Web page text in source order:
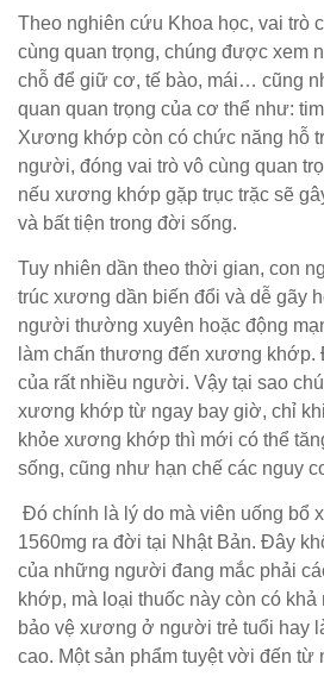
Theo nghiên cứu Khoa học, vai trò
cùng quan trọng, chúng được xem
chỗ để giữ cơ, tế bào, mái… cũng
quan quan trọng của cơ thể như:
Xương khớp còn có chức năng hỗ
người, đóng vai trò vô cùng quan
nếu xương khớp gặp trục trặc sẽ
và bất tiện trong đời sống.
Tuy nhiên dần theo thời gian, con
trúc xương dần biến đổi và dễ gãy
người thường xuyên hoặc động
làm chấn thương đến xương khớp.
của rất nhiều người. Vậy tại sao
xương khớp từ ngay bay giờ, chỉ
khỏe xương khớp thì mới có thể
sống, cũng như hạn chế các nguy
Đó chính là lý do mà viên uống bổ
1560mg ra đời tại Nhật Bản. Đây
của những người đang mắc phải
khớp, mà loại thuốc này còn có
bảo vệ xương ở người trẻ tuổi hay
cao. Một sản phẩm tuyệt vời đến từ